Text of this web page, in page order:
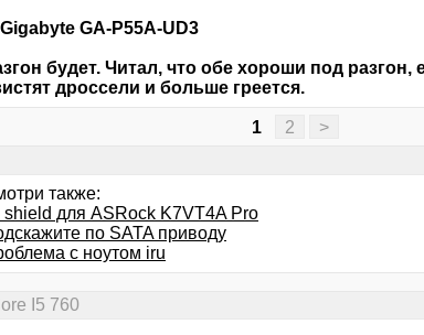
GA-P55A-UD3
будет. Читал, что обе хороши под
дроссели и больше греется.
1 2 >
также:
shield для ASRock K7VT4A Pro
по SATA приводу
с ноутом iru
I5 760